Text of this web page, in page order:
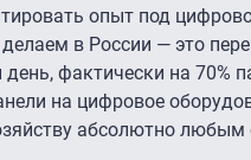
опыт под
в России — это
фактически на 70%
на цифровое
абсолютно любым